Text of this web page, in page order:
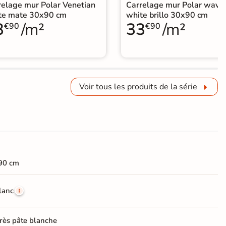
mur Polar Venetian
mate 30x90 cm
€90 /m²
Carrelage mur Polar wave
white brillo 30x90 cm
33€90 /m²
Voir tous les produits de la série
cm
pâte blanche